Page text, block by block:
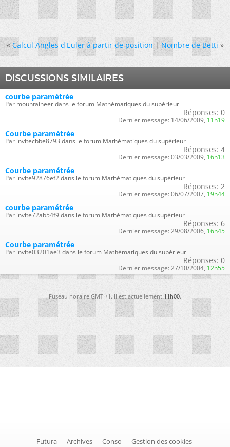
« Calcul Angles d'Euler à partir de position|Nombre de Betti »
DISCUSSIONS SIMILAIRES
courbe paramétrée
Par mountaineer dans le forum Mathématiques du supérieur
Réponses: 0
Dernier message: 14/06/2009, 11h19
Courbe paramétrée
Par invitecbbe8793 dans le forum Mathématiques du supérieur
Réponses: 4
Dernier message: 03/03/2009, 16h13
Courbe paramétrée
Par invite92876ef2 dans le forum Mathématiques du supérieur
Réponses: 2
Dernier message: 06/07/2007, 19h44
courbe paramétrée
Par invite72ab54f9 dans le forum Mathématiques du supérieur
Réponses: 6
Dernier message: 29/08/2006, 16h45
Courbe paramétrée
Par invite03201ae3 dans le forum Mathématiques du supérieur
Réponses: 0
Dernier message: 27/10/2004, 12h55
Fuseau horaire GMT +1. Il est actuellement11h00.
- Futura - Archives - Conso - Gestion des cookies -